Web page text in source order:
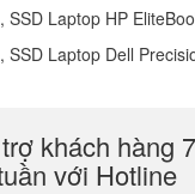
SSD Laptop HP
SSD Laptop Dell
khách hàng
với Hotline